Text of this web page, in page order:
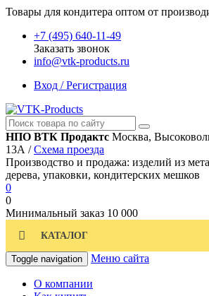
Товары для кондитера оптом от
+7 (495) 640-11-49
Заказать звонок
info@vtk-products.ru
Вход / Регистрация
НПО ВТК Продактс Москва,
13А /Схема проезда
Производство и продажа: изделий из
дерева, упаковки, кондитерских мешков
0
0
Минимальный заказ 10 000
КАТАЛОГ
Toggle navigation Меню сайта
О компании